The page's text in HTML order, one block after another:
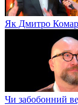
Як Дмитро
Чи забобонний